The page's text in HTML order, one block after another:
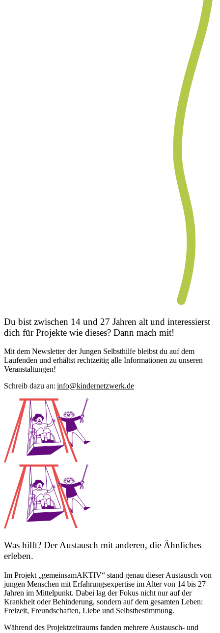
Du bist zwischen 14 und 27 Jahren alt und interessierst
dich für Projekte wie dieses? Dann mach mit!
Mit dem Newsletter der Jungen Selbsthilfe bleibst du auf dem
Laufenden und erhältst rechtzeitig alle Informationen zu unseren
Veranstaltungen!
Schreib dazu an: info@kindernetzwerk.de
Was hilft? Der Austausch mit anderen, die Ähnliches
erleben.
Im Projekt „gemeinsamAKTIV“ stand genau dieser Austausch von
jungen Menschen mit Erfahrungsexpertise im Alter von 14 bis 27
Jahren im Mittelpunkt. Dabei lag der Fokus nicht nur auf der
Krankheit oder Behinderung, sondern auf dem gesamten Leben:
Freizeit, Freundschaften, Liebe und Selbstbestimmung.
Während des Projektzeitraums fanden mehrere Austausch- und